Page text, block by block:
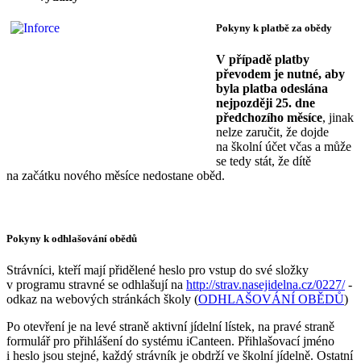
Pokyny k platbě za obědy
V případě platby
převodem je nutné, aby
byla platba odeslána
nejpozději 25. dne
předchozího měsíce, jinak
nelze zaručit, že dojde
na školní účet včas a může
se tedy stát, že dítě
na začátku nového měsíce nedostane oběd.
Pokyny k odhlašování obědů
Strávníci, kteří mají přidělené heslo pro vstup do své složky
v programu stravné se odhlašují na http://strav.nasejidelna.cz/0227/-
odkaz na webových stránkách školy (ODHLAŠOVÁNÍ OBĚDŮ)
Po otevření je na levé straně aktivní jídelní lístek, na pravé straně
formulář pro přihlášení do systému iCanteen. Přihlašovací jméno
i heslo jsou stejné, každý strávník je obdrží ve školní jídelně. Ostatní